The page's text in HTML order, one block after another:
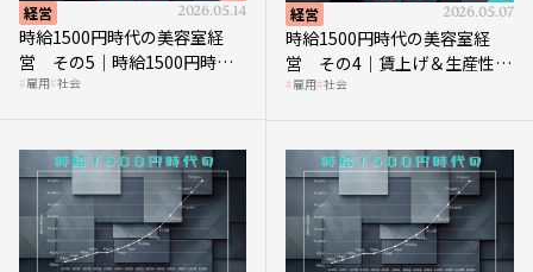
経営 2026.05.14
時給1500円時代の美容室経
営 その5｜時給1500円時代
の到来は美容業の収益構造を
雇用 社会
経営 2026.05.07
時給1500円時代の美容室経
営 その4｜賃上げ＆生産性向
上につなげる賢い助成金活用
雇用 社会